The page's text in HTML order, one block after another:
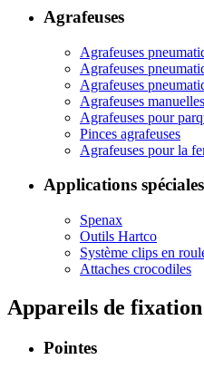
Agrafeuses
Agrafeuses
Agrafeuses
Agrafeuses
Agrafeuses manuelles
Agrafeuses pour
Pinces agrafeuses
Agrafeuses pour la
Applications spéciales
Spenax
Outils Hartco
Système clips en
Attaches crocodiles
Appareils de fixation
Pointes